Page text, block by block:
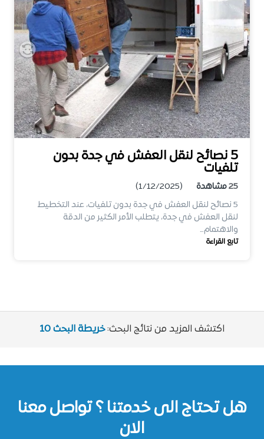
5 نصائح لنقل العفش في جدة بدون
تلفيات
25مشاهدة
(1/12/2025)
5 نصائح لنقل العفش في جدة بدون تلفيات، عند التخطيط
لنقل العفش في جدة، يتطلب الأمر الكثير من الدقة
والاهتمام…
تابع القراءة
اكتشف المزيد من نتائج البحث:خريطة البحث 10
هل تحتاج الى خدمتنا ؟ تواصل معنا
الان